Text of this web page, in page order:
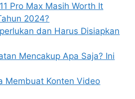
Pro Max Masih Worth It
2024?
dan Harus Disiapkan
Mencakup Apa Saja? Ini
Membuat Konten Video